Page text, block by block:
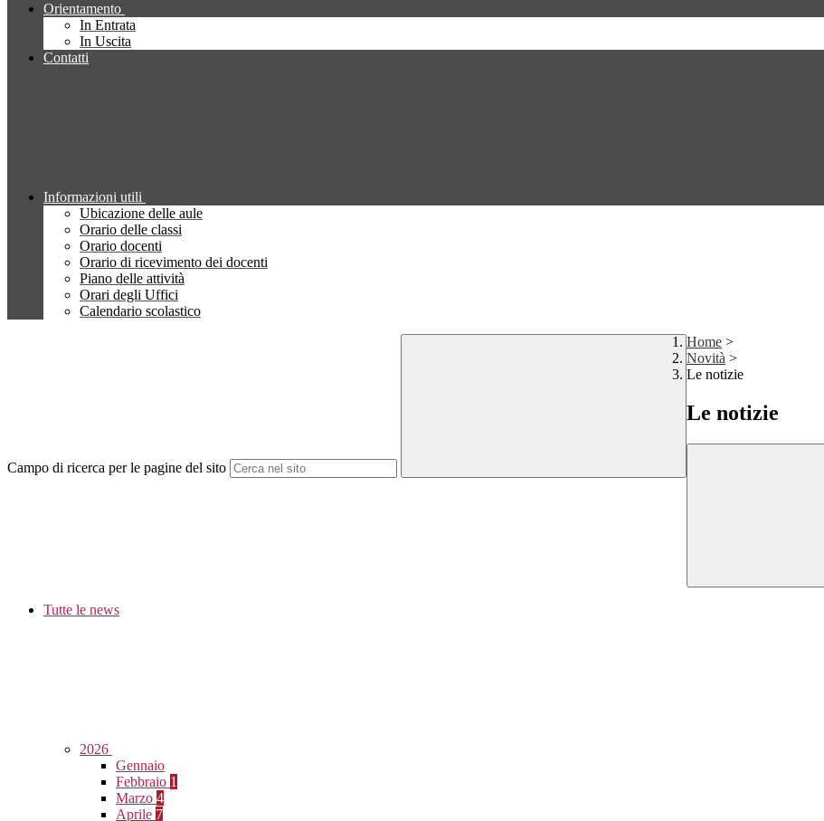
Orientamento
In Entrata
In Uscita
Contatti
Informazioni utili
Ubicazione delle aule
Orario delle classi
Orario docenti
Orario di ricevimento dei docenti
Piano delle attività
Orari degli Uffici
Calendario scolastico
Campo di ricerca per le pagine del sito
Home >
Novità >
Le notizie
Le notizie
Tutte le news
2026
Gennaio
Febbraio 1
Marzo 4
Aprile 7